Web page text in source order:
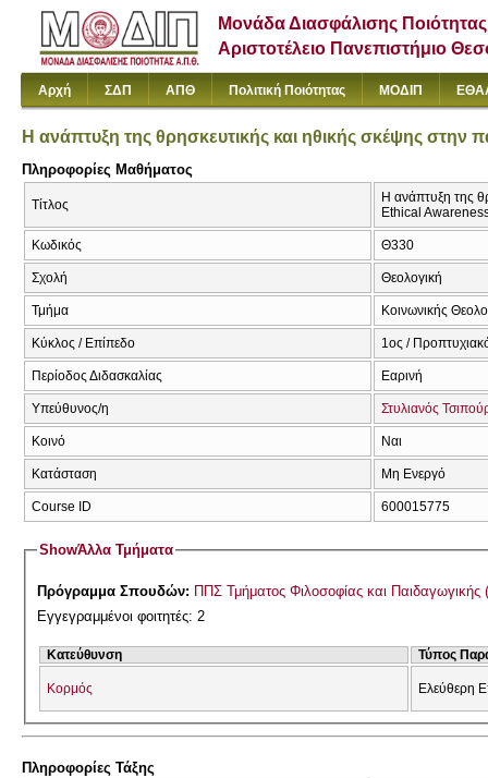
Μονάδα Διασφάλισης Ποιότητας
Αριστοτέλειο Πανεπιστήμιο
Αρχή ΣΔΠ ΑΠΘ Πολιτική Ποιότητας ΜΟΔΙΠ
Η ανάπτυξη της θρησκευτικής και ηθικής σκέψης στην
Πληροφορίες Μαθήματος
Τίτλος
Η ανάπτυξη της
Ethical
Κωδικός Θ330
Σχολή Θεολογική
Τμήμα Κοινωνικής
Κύκλος / Επίπεδο 1ος /
Περίοδος Διδασκαλίας Εαρινή
Υπεύθυνος/η Στυλιανός
Κοινό Ναι
Κατάσταση Μη Ενεργό
Course ID 600015775
ShowΆλλα Τμήματα
Πρόγραμμα Σπουδών: ΠΠΣ Τμήματος Φιλοσοφίας και Παιδαγωγικής
Εγγεγραμμένοι φοιτητές: 2
Κατεύθυνση Τύπος
Κορμός Ελεύθερη
Πληροφορίες Τάξης